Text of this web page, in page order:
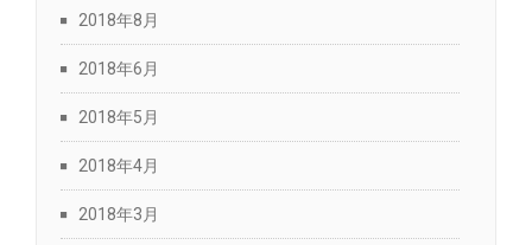
2018年8月
2018年6月
2018年5月
2018年4月
2018年3月